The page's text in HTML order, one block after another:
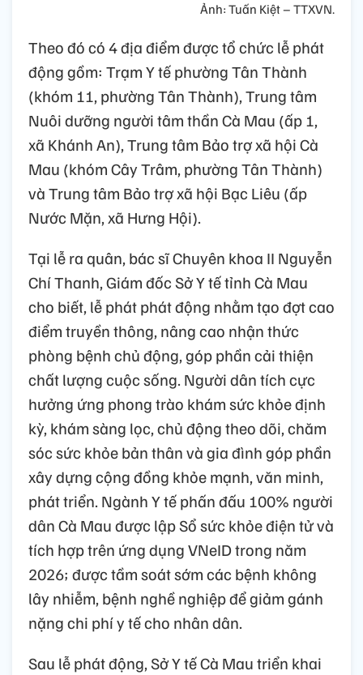
Ảnh: Tuấn Kiệt – TTXVN.
Theo đó có 4 địa điểm được tổ chức lễ phát
động gồm: Trạm Y tế phường Tân Thành
(khóm 11, phường Tân Thành), Trung tâm
Nuôi dưỡng người tâm thần Cà Mau (ấp 1,
xã Khánh An), Trung tâm Bảo trợ xã hội Cà
Mau (khóm Cây Trâm, phường Tân Thành)
và Trung tâm Bảo trợ xã hội Bạc Liêu (ấp
Nước Mặn, xã Hưng Hội).
Tại lễ ra quân, bác sĩ Chuyên khoa II Nguyễn
Chí Thanh, Giám đốc Sở Y tế tỉnh Cà Mau
cho biết, lễ phát phát động nhằm tạo đợt cao
điểm truyền thông, nâng cao nhận thức
phòng bệnh chủ động, góp phần cải thiện
chất lượng cuộc sống. Người dân tích cực
hưởng ứng phong trào khám sức khỏe định
kỳ, khám sàng lọc, chủ động theo dõi, chăm
sóc sức khỏe bản thân và gia đình góp phần
xây dựng cộng đồng khỏe mạnh, văn minh,
phát triển. Ngành Y tế phấn đấu 100% người
dân Cà Mau được lập Sổ sức khỏe điện tử và
tích hợp trên ứng dụng VNeID trong năm
2026; được tầm soát sớm các bệnh không
lây nhiễm, bệnh nghề nghiệp để giảm gánh
nặng chi phí y tế cho nhân dân.
Sau lễ phát động, Sở Y tế Cà Mau triển khai